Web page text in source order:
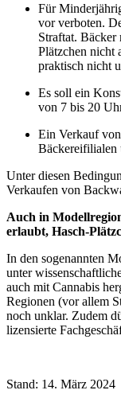
Für
vor verboten.
Straftat. Bäcker
Plätzchen nicht
praktisch nicht
Es soll ein
von 7 bis 20
Ein Verkauf
Bäckereifilialen
Unter diesen
Verkaufen von
Auch in
erlaubt, Hasch-
In den sogenannten
unter
auch mit Cannabis
Regionen (vor allem
noch unklar. Zudem
lizensierte
Stand: 14. März 2024